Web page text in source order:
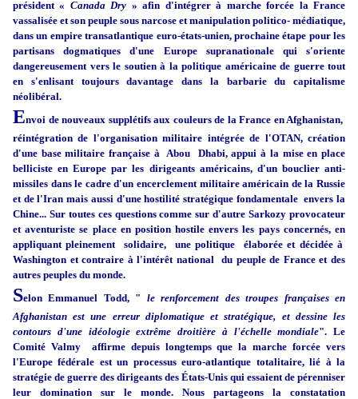
président « Canada Dry » afin d'intégrer à marche forcée la France
vassalisée et son peuple sous narcose et manipulation politico- médiatique,
dans un empire transatlantique euro-états-unien, prochaine étape pour les
partisans dogmatiques d'une Europe supranationale qui s'oriente
dangereusement vers le soutien à la politique américaine de guerre tout
en s'enlisant toujours davantage dans la barbarie du capitalisme
néolibéral.
Envoi de nouveaux supplétifs aux couleurs de la France en Afghanistan,
réintégration de l'organisation militaire intégrée de l'OTAN, création
d'une base militaire française à Abou Dhabi, appui à la mise en place
belliciste en Europe par les dirigeants américains, d'un bouclier anti-
missiles dans le cadre d'un encerclement militaire américain de la Russie
et de l'Iran mais aussi d'une hostilité stratégique fondamentale envers la
Chine... Sur toutes ces questions comme sur d'autre Sarkozy provocateur
et aventuriste se place en position hostile envers les pays concernés, en
appliquant pleinement solidaire, une politique élaborée et décidée à
Washington et contraire à l'intérêt national du peuple de France et des
autres peuples du monde.
Selon Emmanuel Todd, " le renforcement des troupes françaises en
Afghanistan est une erreur diplomatique et stratégique, et dessine les
contours d'une idéologie extrême droitière à l'échelle mondiale". Le
Comité Valmy affirme depuis longtemps que la marche forcée vers
l'Europe fédérale est un processus euro-atlantique totalitaire, lié à la
stratégie de guerre des dirigeants des États-Unis qui essaient de pérenniser
leur domination sur le monde. Nous partageons la constatation